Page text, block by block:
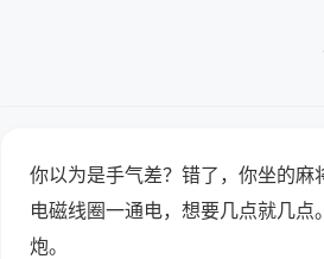
你以为是手气差？错了，你坐的
电磁线圈一通电，想要几点就几
炮。